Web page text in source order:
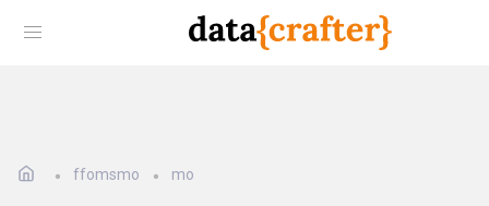
ffomsmo mo